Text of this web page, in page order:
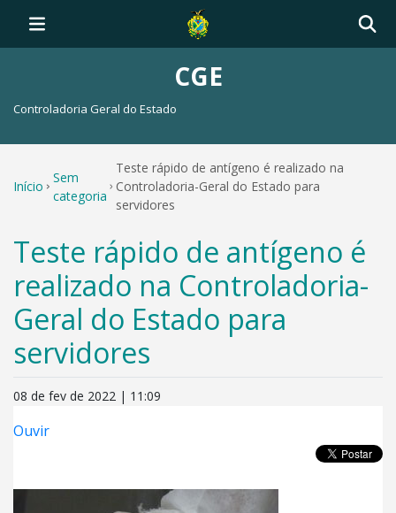
CGE
Controladoria Geral do Estado
Início
Sem
categoria
Teste rápido de antígeno é realizado na
Controladoria-Geral do Estado para
servidores
Teste rápido de antígeno é
realizado na Controladoria-
Geral do Estado para
servidores
08 de fev de 2022 | 11:09
Ouvir